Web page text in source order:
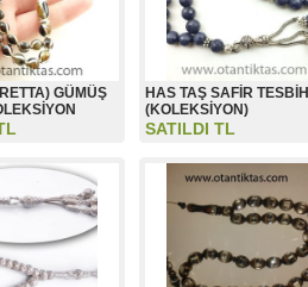
GÜMÜŞ
HAS TAŞ SAFİR TESBİH
(KOLEKSİYON)
SATILDI TL